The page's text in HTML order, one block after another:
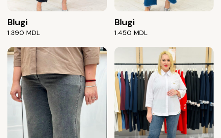
Blugi
1.390 MDL
Blugi
1.450 MDL